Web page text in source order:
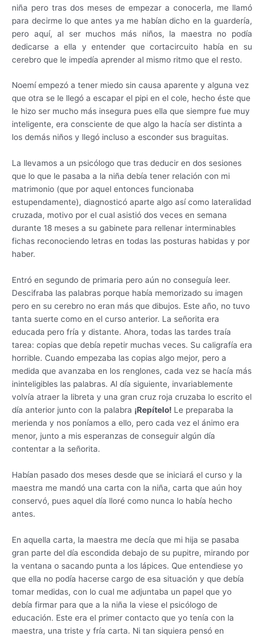
niña pero tras dos meses de empezar a conocerla, me llamó
para decirme lo que antes ya me habían dicho en la guardería,
pero aquí, al ser muchos más niños, la maestra no podía
dedicarse a ella y entender que cortacircuito había en su
cerebro que le impedía aprender al mismo ritmo que el resto.
Noemí empezó a tener miedo sin causa aparente y alguna vez
que otra se le llegó a escapar el pipi en el cole, hecho éste que
le hizo ser mucho más insegura pues ella que siempre fue muy
inteligente, era consciente de que algo la hacía ser distinta a
los demás niños y llegó incluso a esconder sus braguitas.
La llevamos a un psicólogo que tras deducir en dos sesiones
que lo que le pasaba a la niña debía tener relación con mi
matrimonio (que por aquel entonces funcionaba
estupendamente), diagnosticó aparte algo así como lateralidad
cruzada, motivo por el cual asistió dos veces en semana
durante 18 meses a su gabinete para rellenar interminables
fichas reconociendo letras en todas las posturas habidas y por
haber.
Entró en segundo de primaria pero aún no conseguía leer.
Descifraba las palabras porque había memorizado su imagen
pero en su cerebro no eran más que dibujos. Este año, no tuvo
tanta suerte como en el curso anterior. La señorita era
educada pero fría y distante. Ahora, todas las tardes traía
tarea: copias que debía repetir muchas veces. Su caligrafía era
horrible. Cuando empezaba las copias algo mejor, pero a
medida que avanzaba en los renglones, cada vez se hacía más
ininteligibles las palabras. Al día siguiente, invariablemente
volvía atraer la libreta y una gran cruz roja cruzaba lo escrito el
día anterior junto con la palabra ¡Repítelo! Le preparaba la
merienda y nos poníamos a ello, pero cada vez el ánimo era
menor, junto a mis esperanzas de conseguir algún día
contentar a la señorita.
Habían pasado dos meses desde que se iniciará el curso y la
maestra me mandó una carta con la niña, carta que aún hoy
conservó, pues aquel día lloré como nunca lo había hecho
antes.
En aquella carta, la maestra me decía que mi hija se pasaba
gran parte del día escondida debajo de su pupitre, mirando por
la ventana o sacando punta a los lápices. Que entendiese yo
que ella no podía hacerse cargo de esa situación y que debía
tomar medidas, con lo cual me adjuntaba un papel que yo
debía firmar para que a la niña la viese el psicólogo de
educación. Este era el primer contacto que yo tenía con la
maestra, una triste y fría carta. Ni tan siquiera pensó en